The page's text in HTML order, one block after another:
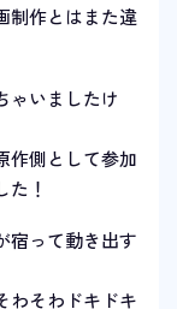
制作とはまた違
ゃいましたけ
作側として参加
！
宿って動き出す
わそわドキドキ